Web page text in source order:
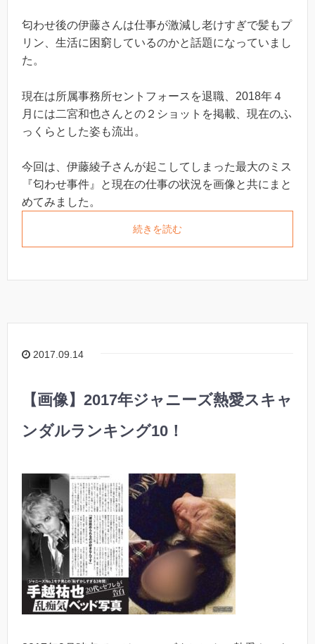
匂わせ後の伊藤さんは仕事が激減し老けすぎで髪もプ
リン、生活に困窮しているのかと話題になっていまし
た。
現在は所属事務所セントフォースを退職、2018年４
月には二宮和也さんとの２ショットを掲載、現在のふ
っくらとした姿も流出。
今回は、伊藤綾子さんが起こしてしまった最大のミス
『匂わせ事件』と現在の仕事の状況を画像と共にまと
めてみました。
続きを読む
2017.09.14
【画像】2017年ジャニーズ熱愛スキャ
ンダルランキング10！